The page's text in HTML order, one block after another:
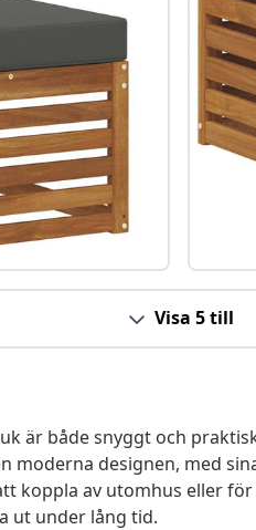
Visa 5 till
är både snyggt och
moderna designen, med
koppla av utomhus eller
ut under lång tid.